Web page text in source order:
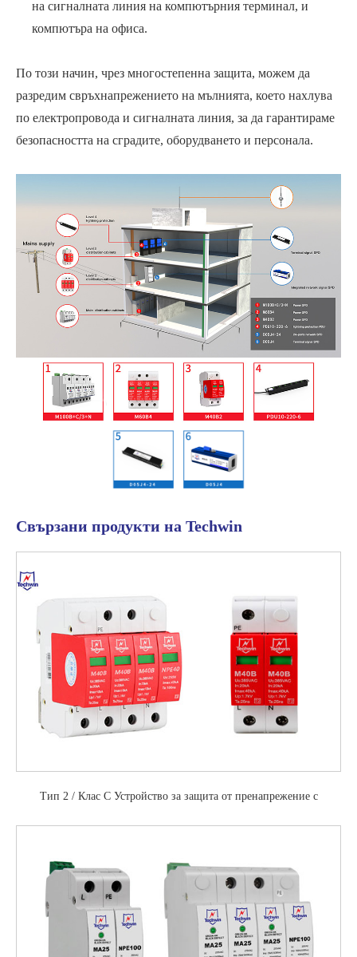
на сигналната линия на компютърния терминал, и
компютъра на офиса.
По този начин, чрез многостепенна защита, можем да
разредим свръхнапрежението на мълнията, което нахлува
по електропровода и сигналната линия, за да гарантираме
безопасността на сградите, оборудването и персонала.
Свързани продукти на Techwin
Тип 2 / Клас С Устройство за защита от пренапрежение с